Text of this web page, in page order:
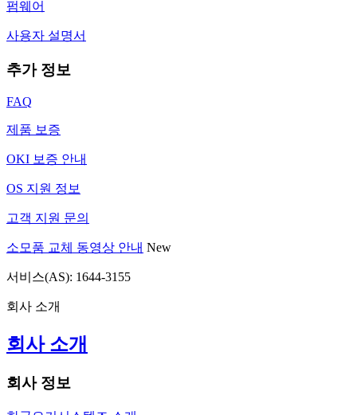
펌웨어
사용자 설명서
추가 정보
FAQ
제품 보증
OKI 보증 안내
OS 지원 정보
고객 지원 문의
소모품 교체 동영상 안내 New
서비스(AS): 1644-3155
회사 소개
회사 소개
회사 정보